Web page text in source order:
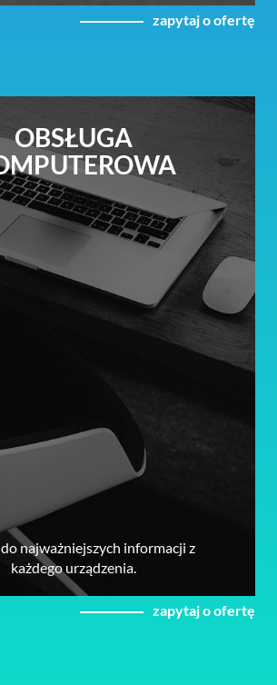
zapytaj o ofertę
OBSŁUGA
najważniejszych informacji z
każdego urządzenia.
zapytaj o ofertę